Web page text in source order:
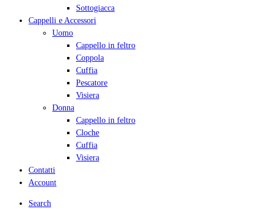
Sottogiacca
Cappelli e Accessori
Uomo
Cappello in feltro
Coppola
Cuffia
Pescatore
Visiera
Donna
Cappello in feltro
Cloche
Cuffia
Visiera
Contatti
Account
Search